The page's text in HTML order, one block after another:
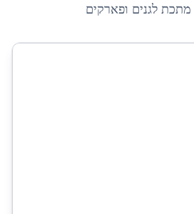
מתכת לגנים ופארקים